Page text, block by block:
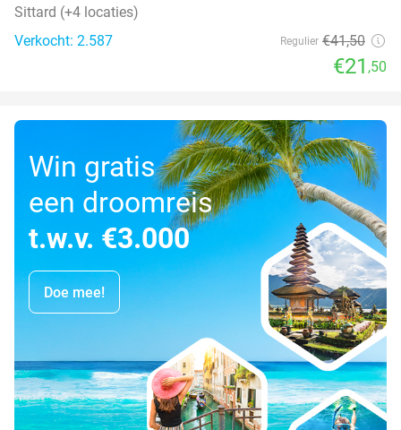
Sittard (+4 locaties)
Verkocht: 2.587
Regulier €41,50
€21 ,50
Win gratis
een droomreis
t.w.v. €3.000
Doe mee!